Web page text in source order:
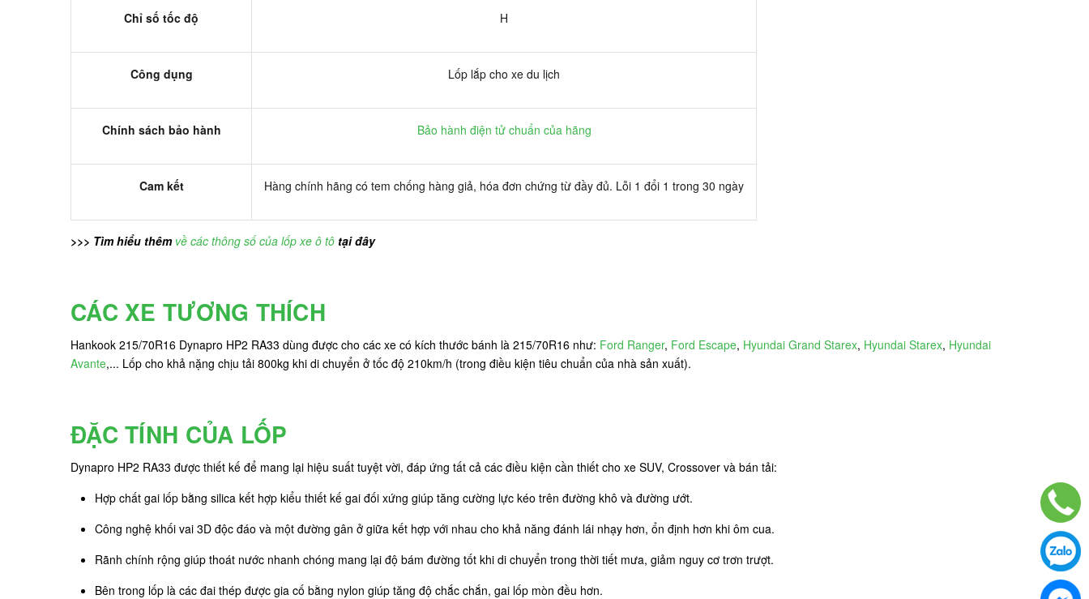
Chỉ số tốc độ H
Công dụng Lốp lắp cho xe du lịch
Chính sách bảo hành Bảo hành điện tử chuẩn của hãng
Cam kết Hàng chính hãng có tem chống hàng giả, hóa đơn chứng từ đầy đủ. Lỗi 1 đổi 1 trong 30 ngày
>>> Tìm hiểu thêm về các thông số của lốp xe ô tô tại đây
CÁC XE TƯƠNG THÍCH
Hankook 215/70R16 Dynapro HP2 RA33 dùng được cho các xe có kích thước bánh là 215/70R16 như: Ford Ranger, Ford Escape, Hyundai Grand Starex, Hyundai Starex, Hyundai
Avante,... Lốp cho khả nặng chịu tải 800kg khi di chuyển ở tốc độ 210km/h (trong điều kiện tiêu chuẩn của nhà sản xuất).
ĐẶC TÍNH CỦA LỐP
Dynapro HP2 RA33 được thiết kế để mang lại hiệu suất tuyệt vời, đáp ứng tất cả các điều kiện cần thiết cho xe SUV, Crossover và bán tải:
Hợp chất gai lốp bằng silica kết hợp kiểu thiết kế gai đối xứng giúp tăng cường lực kéo trên đường khô và đường ướt.
Công nghệ khối vai 3D độc đáo và một đường gân ở giữa kết hợp với nhau cho khả năng đánh lái nhạy hơn, ổn định hơn khi ôm cua.
Rãnh chính rộng giúp thoát nước nhanh chóng mang lại độ bám đường tốt khi di chuyển trong thời tiết mưa, giảm nguy cơ trơn trượt.
Bên trong lốp là các đai thép được gia cố bằng nylon giúp tăng độ chắc chắn, gai lốp mòn đều hơn.